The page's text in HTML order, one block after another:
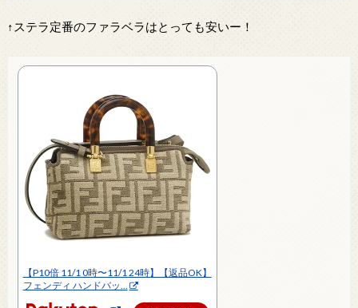
↑ステラ定番のファラベラはとっても安いー！
【P10倍 11/1 0時〜11/1 24時】【返品OK】
フェンディ ハンドバッ…